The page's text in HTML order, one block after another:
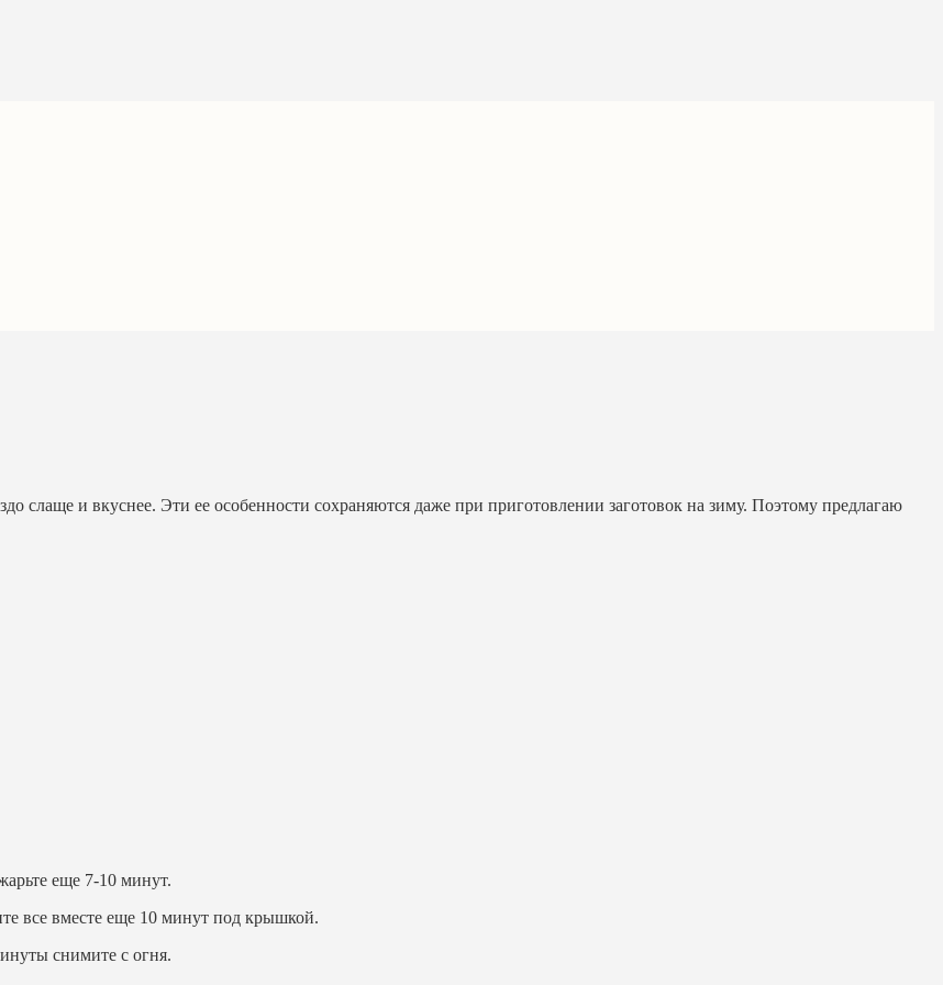
слаще и вкуснее. Эти ее особенности сохраняются даже при приготовлении заготовок на зиму. Поэтому предлагаю
еще 7-10 минут.
все вместе еще 10 минут под крышкой.
снимите с огня.